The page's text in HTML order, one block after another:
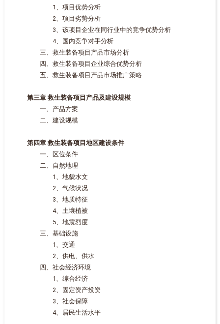
1、项目优势分析
2、项目劣势分析
3、该项目企业在同行业中的竞争优势分析
4、国内竞争对手分析
三、救生装备项目产品市场分析
四、救生装备项目企业综合优势分析
五、救生装备项目产品市场推广策略
第三章 救生装备项目产品及建设规模
一、产品方案
二、建设规模
第四章 救生装备项目地区建设条件
一、区位条件
二、自然地理
1、地貌水文
2、气候状况
3、地质特征
4、土壤植被
5、地震烈度
三、基础设施
1、交通
2、供电、供水
四、社会经济环境
1、综合经济
2、固定资产投资
3、社会保障
4、居民生活水平